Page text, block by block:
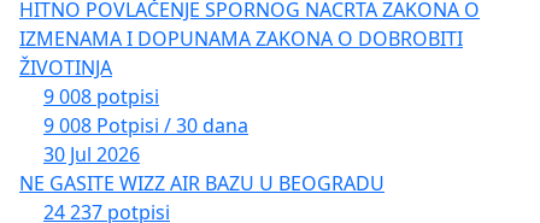
HITNO POVLAČENJE SPORNOG NACRTA ZAKONA O
IZMENAMA I DOPUNAMA ZAKONA O DOBROBITI
ŽIVOTINJA
9 008 potpisi
9 008 Potpisi / 30 dana
30 Jul 2026
NE GASITE WIZZ AIR BAZU U BEOGRADU
24 237 potpisi